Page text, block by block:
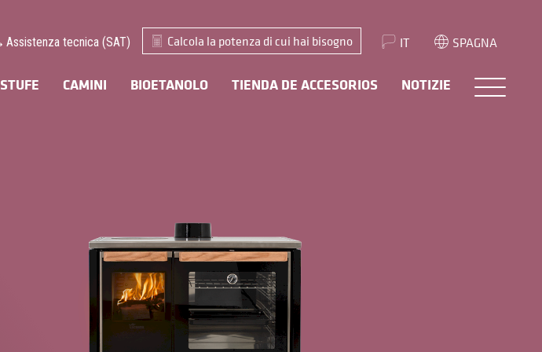
Assistenza tecnica (SAT) Calcola la potenza di cui hai bisogno IT SPAGNA
STUFE CAMINI BIOETANOLO TIENDA DE ACCESORIOS NOTIZIE